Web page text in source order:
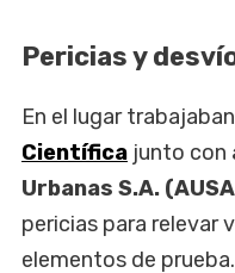
Pericias y
En el lugar
Científica junto con
Urbanas S.A.
pericias para relevar
elementos de prueba.